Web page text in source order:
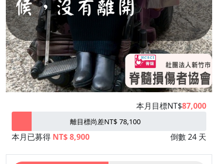
本月目標NT$87,000
離目標尚差NT$ 78,100
本月已募得 NT$ 8,900 倒數 24 天